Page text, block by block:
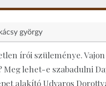
györgy
írói szüleménye.
Meg lehet-e szabadulni
alakító Udvaros